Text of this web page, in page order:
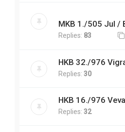
MKB 1./505 Jul /
Replies: 83
HKB 32./976
Replies: 30
HKB 16./976
Replies: 32